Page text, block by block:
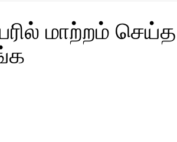
மாற்றம் செய்த